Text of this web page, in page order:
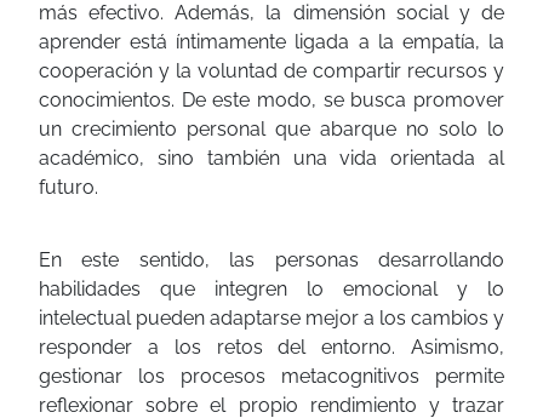
más efectivo. Además, la dimensión social y de
aprender está íntimamente ligada a la empatía, la
cooperación y la voluntad de compartir recursos y
conocimientos. De este modo, se busca promover
un crecimiento personal que abarque no solo lo
académico, sino también una vida orientada al
futuro.
En este sentido, las personas desarrollando
habilidades que integren lo emocional y lo
intelectual pueden adaptarse mejor a los cambios y
responder a los retos del entorno. Asimismo,
gestionar los procesos metacognitivos permite
reflexionar sobre el propio rendimiento y trazar